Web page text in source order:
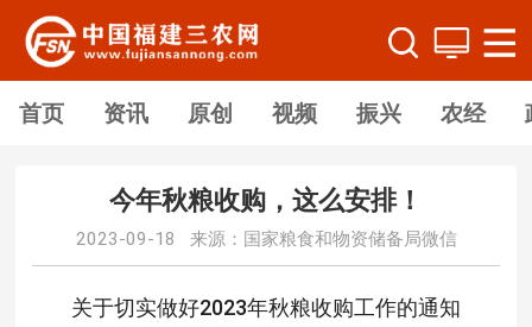
首页 资讯 原创 视频 振兴 农经
今年秋粮收购，这么安排！
2023-09-18 来源：国家粮食和物资储备局微信
关于切实做好2023年秋粮收购工作的通知